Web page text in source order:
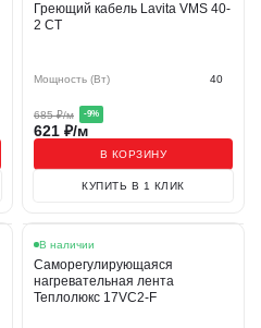
Греющий кабель Lavita VMS 40-
2 CT
Мощность (Вт) 40
685₽/м -9%
621 ₽/м
В КОРЗИНУ
КУПИТЬ В 1 КЛИК
В наличии
Саморегулирующаяся
нагревательная лента
Теплолюкс 17VC2-F